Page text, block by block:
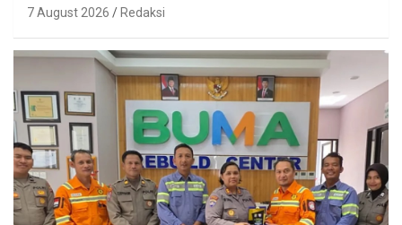
7 August 2026 Redaksi